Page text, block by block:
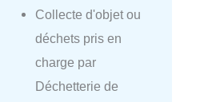
Collecte d'objet ou
déchets pris en
charge par
Déchetterie de